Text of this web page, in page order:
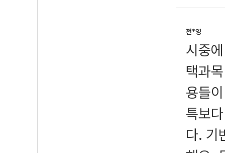
전*영
시중
택과
용들
특보
다. 기